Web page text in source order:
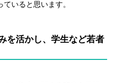
いると思います。
を活かし、学生など若者